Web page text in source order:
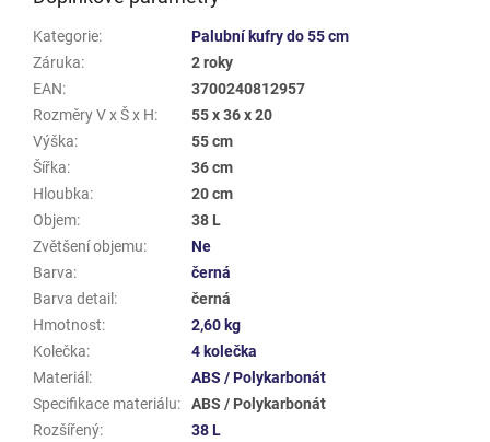
Kategorie:
Palubní kufry do 55 cm
Záruka:
2 roky
EAN:
3700240812957
Rozměry V x Š x H:
55 x 36 x 20
Výška:
55 cm
Šířka:
36 cm
Hloubka:
20 cm
Objem:
38 L
Zvětšení objemu:
Ne
Barva:
černá
Barva detail :
černá
Hmotnost:
2,60 kg
Kolečka:
4 kolečka
Materiál :
ABS / Polykarbonát
Specifikace materiálu:
ABS / Polykarbonát
Rozšířený:
38 L